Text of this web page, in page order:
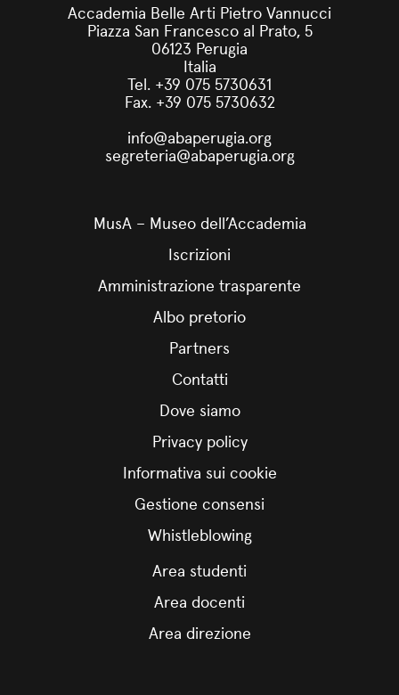
Accademia Belle Arti Pietro Vannucci
Piazza San Francesco al Prato, 5
06123 Perugia
Italia
Tel. +39 075 5730631
Fax. +39 075 5730632
info@abaperugia.org
segreteria@abaperugia.org
MusA – Museo dell’Accademia
Iscrizioni
Amministrazione trasparente
Albo pretorio
Partners
Contatti
Dove siamo
Privacy policy
Informativa sui cookie
Gestione consensi
Whistleblowing
Area studenti
Area docenti
Area direzione